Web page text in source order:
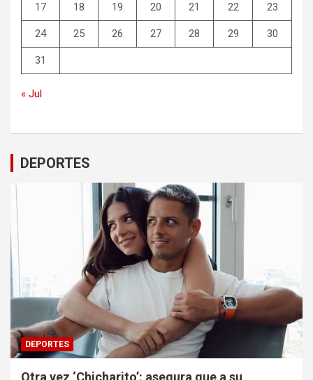
17 18 19 20 21 22 23
24 25 26 27 28 29 30
31
« Jul
DEPORTES
DEPORTES
Otra vez ‘Chicharito’: asegura que a su